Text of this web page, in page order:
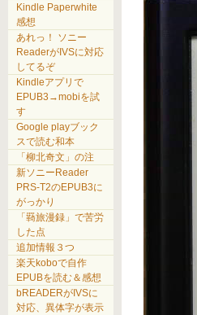
Kindle Paperwhite
感想
あれっ！ ソニー
ReaderがIVSに対応
してるぞ
Kindleアプリで
EPUB3→mobiを試
す
Google playブック
スで読む和本
「柳北奇文」の注
新ソニーReader
PRS-T2のEPUB3に
がっかり
「羇旅漫録」で苦労
した点
追加情報３つ
楽天koboで自作
EPUBを読む＆感想
bREADERがIVSに
対応、異体字が表示